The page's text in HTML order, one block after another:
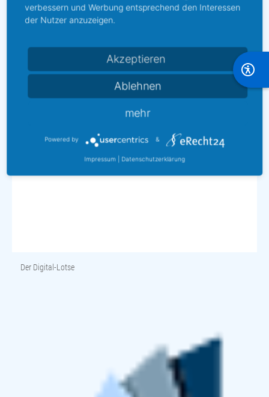
Der Digital-Lotse
verbessern und Werbung entsprechend den Interessen
der Nutzer anzuzeigen.
Akzeptieren
Ablehnen
mehr
Powered by &
Impressum Datenschutzerklärung